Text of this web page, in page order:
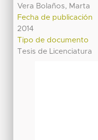
Vera Bolaños, Marta
Fecha de publicación
2014
Tipo de documento
Tesis de Licenciatura